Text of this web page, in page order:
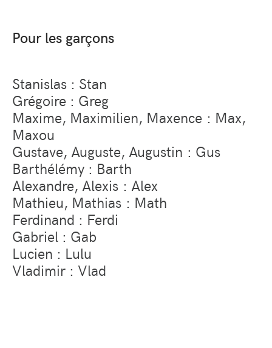
Pour les garçons
Stanislas : Stan
Grégoire : Greg
Maxime, Maximilien, Maxence : Max,
Maxou
Gustave, Auguste, Augustin : Gus
Barthélémy : Barth
Alexandre, Alexis : Alex
Mathieu, Mathias : Math
Ferdinand : Ferdi
Gabriel : Gab
Lucien : Lulu
Vladimir : Vlad